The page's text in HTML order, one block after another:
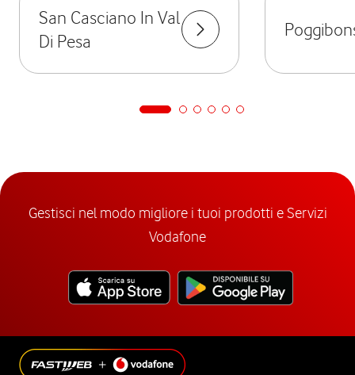
San Casciano In Val
Di Pesa
Gestisci nel modo migliore i tuoi prodotti e Servizi
Vodafone